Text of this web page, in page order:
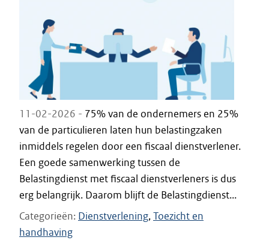
11-02-2026 - 75% van de ondernemers en 25%
van de particulieren laten hun belastingzaken
inmiddels regelen door een fiscaal dienstverlener.
Een goede samenwerking tussen de
Belastingdienst met fiscaal dienstverleners is dus
erg belangrijk. Daarom blijft de Belastingdienst...
Categorieën Dienstverlening Toezicht en
handhaving